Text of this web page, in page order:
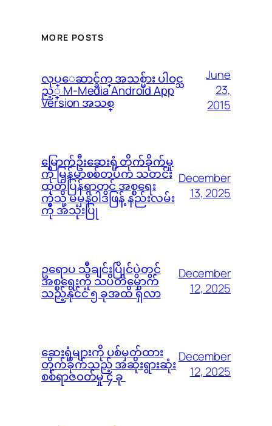
MORE POSTS
လုပ္ေဆာင္ခ်က္ အသစ္မ်ား ပါဝင္သ
ည့္ M-Media Android App
Version အသစ္
June
23,
2015
မြောက်ဦးဆေးရုံ တိုက်ခိုက်မှု
ကို မြန်မာစစ်တပ်က သတင်း
ထုတ်ပြန်ရာတွင် အစ္စရေး
ကဲ့သို့ မမှန်၀ါဒဖြန့် နည်းလမ်း
ကို အသုံးပြု
December
13, 2025
ဥရောပ သီချင်းပြိုင်ပွဲတွင်
အစ္စရေးကို သပိတ်မှောက်
သည့်နိုင်ငံ ၅ ခုအထိ ရှိလာ
December
12, 2025
ဆေးရုံများကို ပစ်မှတ်ထား
တိုက်ခိုက်သည့် အဆိုးရွားဆုံး
စစ်ရာဇ၀တ်မှု ၄ ခု
December
12, 2025